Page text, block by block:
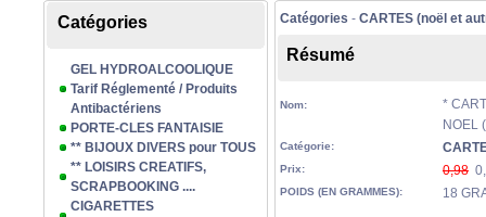
Catégories
GEL HYDROALCOOLIQUE
Tarif Réglementé / Produits
Antibactériens
PORTE-CLES FANTAISIE
** BIJOUX DIVERS pour TOUS
** LOISIRS CREATIFS,
SCRAPBOOKING ....
CIGARETTES
Catégories - CARTES (noël et
Résumé
Nom:
*
NOEL
Catégorie:
Prix: 0,98
POIDS (EN GRAMMES): 18